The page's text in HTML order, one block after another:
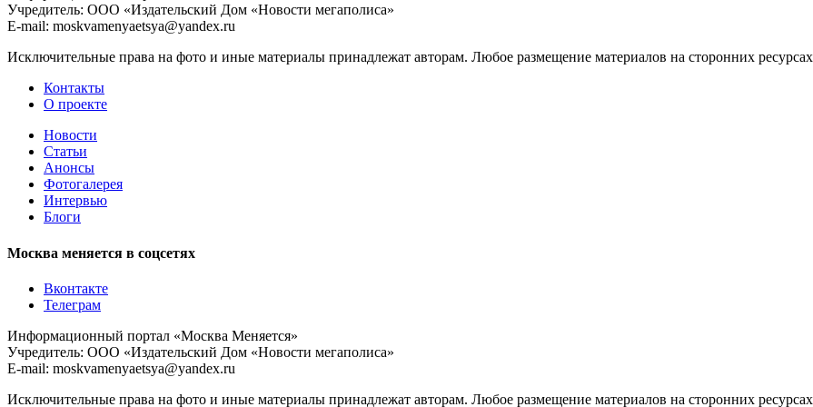
Учредитель: ООО «Издательский Дом «Новости мегаполиса»
E-mail: moskvamenyaetsya@yandex.ru
Исключительные права на фото и иные материалы принадлежат авторам. Любое размещение материалов на сторонних ресурсах
Контакты
О проекте
Новости
Статьи
Анонсы
Фотогалерея
Интервью
Блоги
Москва меняется в соцсетях
Вконтакте
Телеграм
Информационный портал «Москва Меняется»
Учредитель: ООО «Издательский Дом «Новости мегаполиса»
E-mail: moskvamenyaetsya@yandex.ru
Исключительные права на фото и иные материалы принадлежат авторам. Любое размещение материалов на сторонних ресурсах